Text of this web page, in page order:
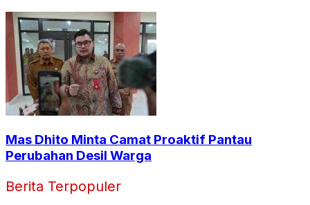
Mas Dhito Minta Camat Proaktif Pantau
Perubahan Desil Warga
Berita Terpopuler